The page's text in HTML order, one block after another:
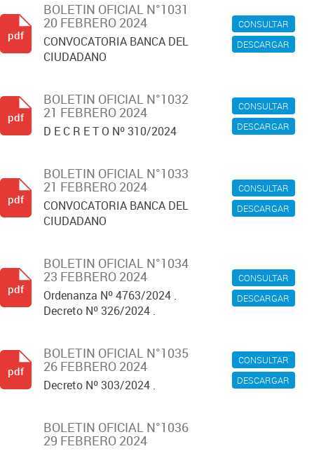
CONSULTAR
DESCARGAR
BOLETIN OFICIAL N°1031
20 FEBRERO 2024
CONVOCATORIA BANCA DEL
CIUDADANO
pdf
CONSULTAR
DESCARGAR
BOLETIN OFICIAL N°1032
21 FEBRERO 2024
D E C R E T O Nº 310/2024
pdf
CONSULTAR
DESCARGAR
BOLETIN OFICIAL N°1033
21 FEBRERO 2024
CONVOCATORIA BANCA DEL
CIUDADANO
pdf
CONSULTAR
DESCARGAR
BOLETIN OFICIAL N°1034
23 FEBRERO 2024
Ordenanza Nº 4763/2024 .
Decreto Nº 326/2024 .
pdf
CONSULTAR
DESCARGAR
BOLETIN OFICIAL N°1035
26 FEBRERO 2024
Decreto Nº 303/2024 .
pdf
BOLETIN OFICIAL N°1036
29 FEBRERO 2024